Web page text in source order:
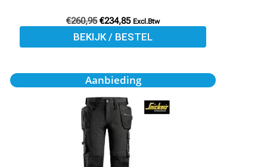
€260,95 €234,85 Excl.Btw
BEKIJK / BESTEL
Aanbieding
Dit
heeft
meerdere
variaties.
Deze